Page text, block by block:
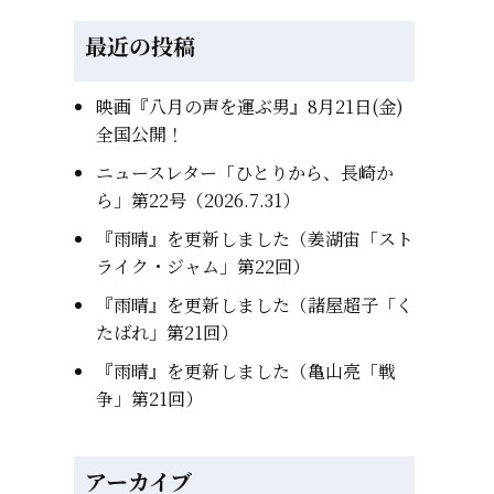
最近の投稿
映画『八月の声を運ぶ男』8月21日(金)
全国公開！
ニュースレター「ひとりから、長崎か
ら」第22号（2026.7.31）
『雨晴』を更新しました（姜湖宙「スト
ライク・ジャム」第22回）
『雨晴』を更新しました（諸屋超子「く
たばれ」第21回）
『雨晴』を更新しました（亀山亮「戦
争」第21回）
アーカイブ